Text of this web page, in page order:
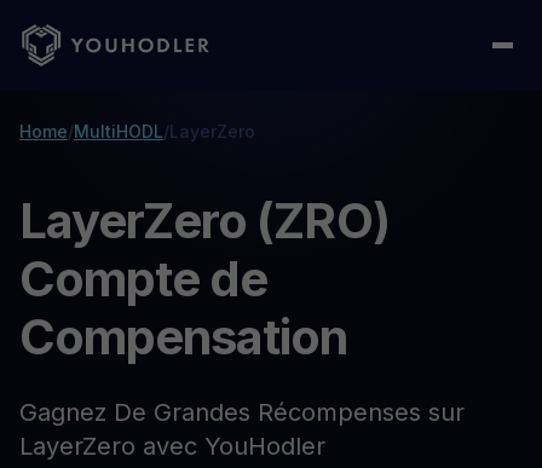
Home/MultiHODL/LayerZero
LayerZero (ZRO)
Compte de
Compensation
Gagnez De Grandes Récompenses sur
LayerZero avec YouHodler